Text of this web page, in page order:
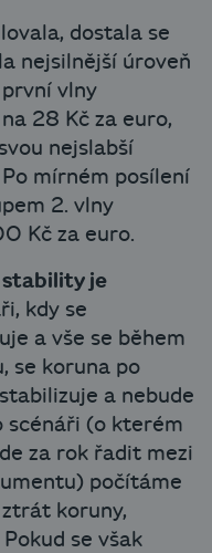
dostala se
nejsilnější úroveň
vlny
28 Kč za euro,
nejslabší
mírném posílení
2. vlny
Kč za euro.
stability je
kdy se
a vše se během
se koruna po
a nebude
scénáři (o kterém
za rok řadit mezi
počítáme
koruny,
se však